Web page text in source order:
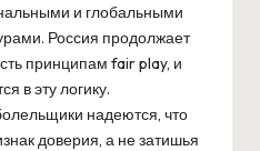
и глобальными
Россия продолжает
принципам fair play, и
в эту логику.
надеются, что
доверия, а не затишья